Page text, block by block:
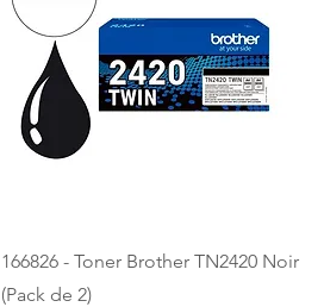
166826 - Toner Brother TN2420 Noir
(Pack de 2)